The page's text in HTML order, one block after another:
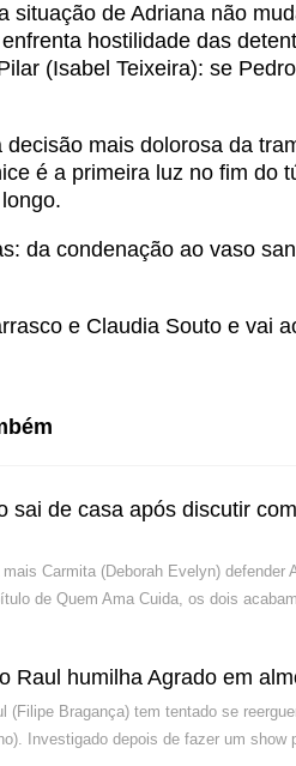
situação de Adriana não
hostilidade das
(Isabel Teixeira): se Pedro
mais dolorosa da
é a primeira luz no fim do
da condenação ao vaso
e Claudia Souto e vai
sai de casa após discutir com
Carmita (Deborah Evelyn) defender
de Quem Ama Cuida, os dois acabam
Raul humilha Agrado em
(Filipe Bragança) tem tentado se
Investigado depois de fazer um